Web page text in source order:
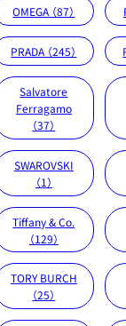
OMEGA （87）
PRADA （245）
Salvatore
Ferragamo
（37）
SWAROVSKI
（1）
Tiffany & Co.
（129）
TORY BURCH
（25）